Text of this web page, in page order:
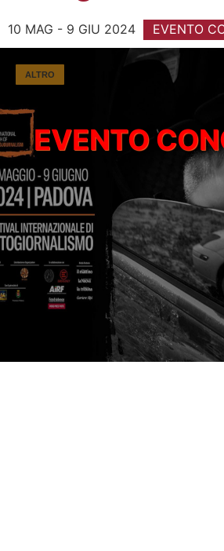
10 MAG - 9 GIU 2024 EVENTO
ALTRO